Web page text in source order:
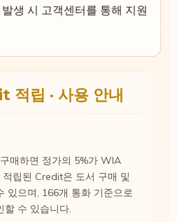
생 시 고객센터를 통해 지원
립 · 사용 안내
매하면 정가의 5%가 WIA
립된 Credit은 도서 구매 및
있으며, 166개 통화 기준으로
할 수 있습니다.